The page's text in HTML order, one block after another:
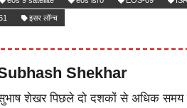
इसर लॉन्च
Shekhar
शेखर पिछले दो दशकों से अधिक समय